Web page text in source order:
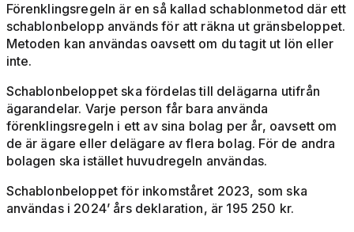
Förenklingsregeln är en så kallad schablonmetod där ett
schablonbelopp används för att räkna ut gränsbeloppet.
Metoden kan användas oavsett om du tagit ut lön eller
inte.
Schablonbeloppet ska fördelas till delägarna utifrån
ägarandelar. Varje person får bara använda
förenklingsregeln i ett av sina bolag per år, oavsett om
de är ägare eller delägare av flera bolag. För de andra
bolagen ska istället huvudregeln användas.
Schablonbeloppet för inkomståret 2023, som ska
användas i 2024’ års deklaration, är 195 250 kr.